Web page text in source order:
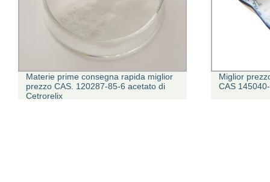
Materie prime consegna rapida miglior
prezzo CAS. 120287-85-6 acetato di
Cetrorelix
Miglior
CAS